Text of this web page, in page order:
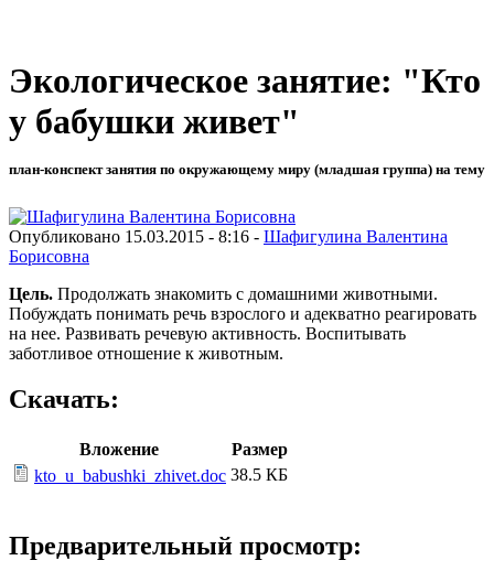
Экологическое занятие: "Кто
у бабушки живет"
план-конспект занятия по окружающему миру (младшая группа) на тему
Опубликовано 15.03.2015 - 8:16 - Шафигулина Валентина
Борисовна
Цель. Продолжать знакомить с домашними животными.
Побуждать понимать речь взрослого и адекватно реагировать
на нее. Развивать речевую активность. Воспитывать
заботливое отношение к животным.
Скачать:
Вложение
Размер
kto_u_babushki_zhivet.doc 38.5 КБ
Предварительный просмотр: